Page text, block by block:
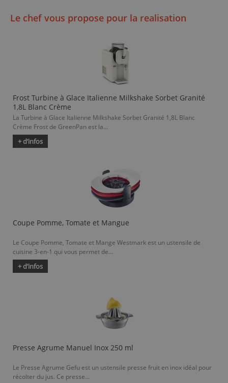
Le chef vous propose pour la realisation
Frost Turbine à Glace Italienne Milkshake Sorbet Granité
1,8L Blanc Crème
La Turbine à Glace Italienne Milkshake Sorbet Granité 1,8L Blanc
Crème Frost de GreenPan est la...
+ d’infos
Coupe Pomme, Tomate et Mangue
Le Coupe Pomme, Tomate et Mange Westmark est un ustensile de
cuisine 3-en-1 qui vous permet de...
+ d’infos
Presse Agrume Manuel Inox 250 ml
Le Presse Agrume Gefu est un ustensile presse fruit en inox idéal pour
récolter du jus. Ce presse...